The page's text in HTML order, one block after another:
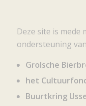
Deze site is mede
ondersteuning
Grolsche
het
Buurtkring